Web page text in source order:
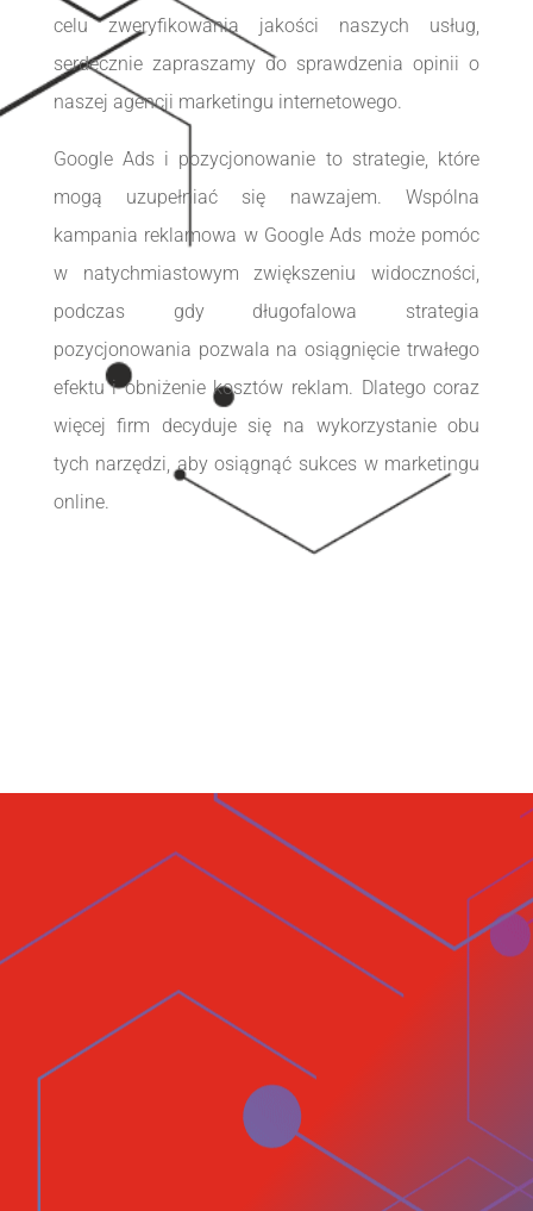
celu zweryfikowania jakości naszych usług,
serdecznie zapraszamy do sprawdzenia opinii o
naszej agencji marketingu internetowego.
Google Ads i pozycjonowanie to strategie, które
mogą uzupełniać się nawzajem. Wspólna
kampania reklamowa w Google Ads może pomóc
w natychmiastowym zwiększeniu widoczności,
podczas gdy długofalowa strategia
pozycjonowania pozwala na osiągnięcie trwałego
efektu i obniżenie kosztów reklam. Dlatego coraz
więcej firm decyduje się na wykorzystanie obu
tych narzędzi, aby osiągnąć sukces w marketingu
online.